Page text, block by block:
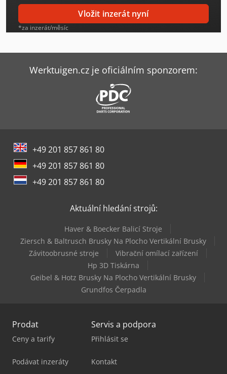
Kubota Kx042-4
Kubota Kx080-4A2
Kubota Mulcher
Kubota U27-4 (Hi)
Kubota U36-4
Kubota U55-4
Kubota U56-5
Vložit inzerát nyní
*za inzerát/měsíc
Werktuigen.cz je oficiálním sponzorem:
+49 201 857 861 80
+49 201 857 861 80
+49 201 857 861 80
Aktuální hledání strojů:
Haver & Boecker Balicí Stroje
Ziersch & Baltrusch Brusky Na Plocho Vertikální Brusky
Závitoobrusné stroje
Vibrační omílací zařízení
Hp 3D Tiskárna
Geibel & Hotz Brusky Na Plocho Vertikální Brusky
Grundfos Čerpadla
Prodat
Ceny a tarify
Podávat inzeráty
Servis a podpora
Přihlásit se
Kontakt